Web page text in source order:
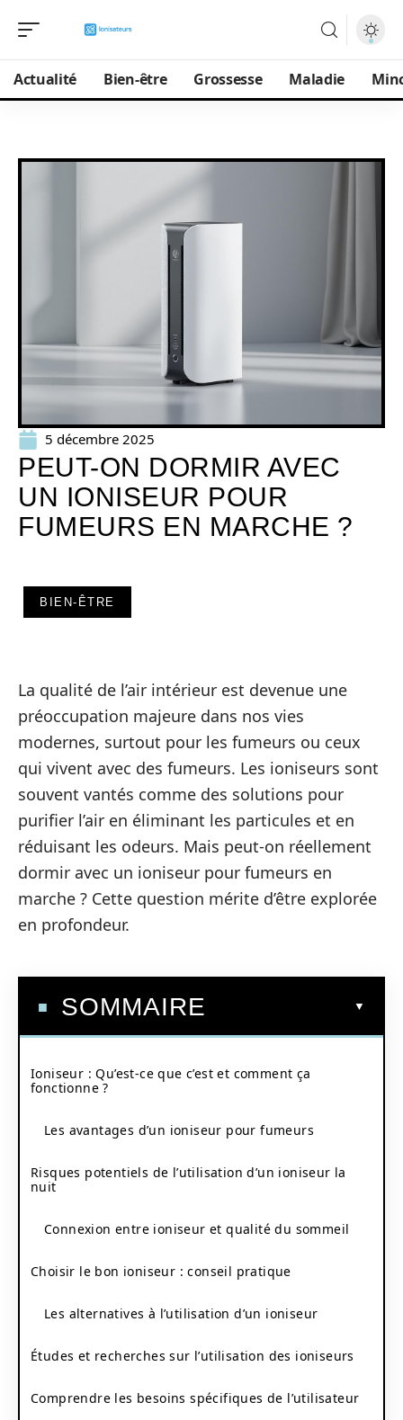
Actualité Bien-être Grossesse Maladie
5 décembre 2025
PEUT-ON DORMIR AVEC
UN IONISEUR POUR
FUMEURS EN MARCHE ?
BIEN-ÊTRE
La qualité de l’air intérieur est devenue une
préoccupation majeure dans nos vies
modernes, surtout pour les fumeurs ou ceux
qui vivent avec des fumeurs. Les ioniseurs sont
souvent vantés comme des solutions pour
purifier l’air en éliminant les particules et en
réduisant les odeurs. Mais peut-on réellement
dormir avec un ioniseur pour fumeurs en
marche ? Cette question mérite d’être explorée
en profondeur.
SOMMAIRE
Ioniseur : Qu’est-ce que c’est et comment ça
fonctionne ?
Les avantages d’un ioniseur pour fumeurs
Risques potentiels de l’utilisation d’un ioniseur la
nuit
Connexion entre ioniseur et qualité du sommeil
Choisir le bon ioniseur : conseil pratique
Les alternatives à l’utilisation d’un ioniseur
Études et recherches sur l’utilisation des ioniseurs
Comprendre les besoins spécifiques de l’utilisateur